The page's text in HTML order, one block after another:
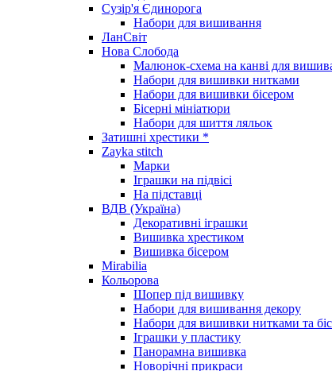
Сузір'я Єдинорога
Набори для вишивання
ЛанСвіт
Нова Слобода
Малюнок-схема на канві для
Набори для вишивки нитками
Набори для вишивки бісером
Бісерні мініатюри
Набори для шиття ляльок
Затишні хрестики *
Zayka stitch
Марки
Іграшки на підвісі
На підставці
ВДВ (Україна)
Декоративні іграшки
Вишивка хрестиком
Вишивка бісером
Mirabilia
Кольорова
Шопер під вишивку
Набори для вишивання декору
Набори для вишивки нитками та
Іграшки у пластику
Панорамна вишивка
Новорічні прикраси